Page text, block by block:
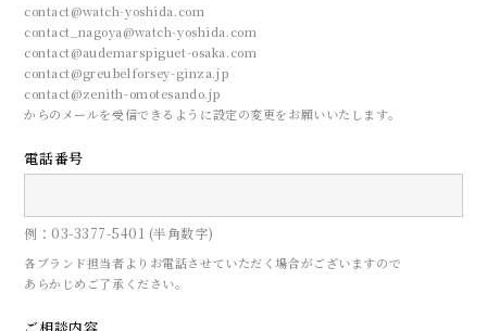
来店予約
contact@watch-yoshida.com
contact_nagoya@watch-yoshida.com
contact@audemarspiguet-osaka.com
contact@greubelforsey-ginza.jp
contact@zenith-omotesando.jp
からのメールを受信できるように設定の変更をお願いいたします。
電話番号
例：03-3377-5401 (半角数字)
各ブランド担当者よりお電話させていただく場合がございますので
あらかじめご了承ください。